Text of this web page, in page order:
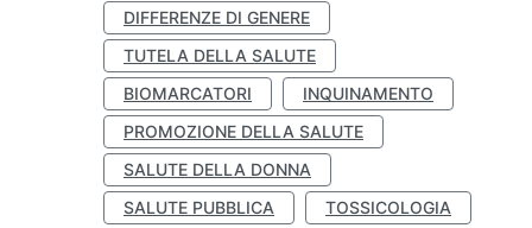
DIFFERENZE DI GENERE
TUTELA DELLA SALUTE
BIOMARCATORI
INQUINAMENTO
PROMOZIONE DELLA SALUTE
SALUTE DELLA DONNA
SALUTE PUBBLICA
TOSSICOLOGIA